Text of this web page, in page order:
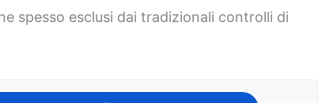
spesso esclusi dai tradizionali controlli di